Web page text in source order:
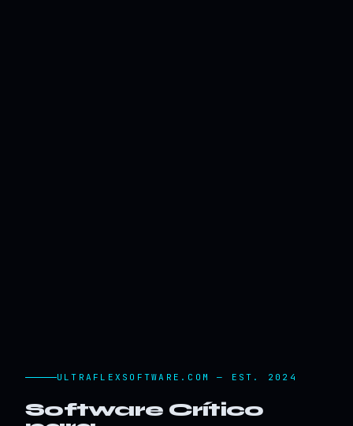
ULTRAFLEXSOFTWARE.COM — EST. 2024
Software Crítico